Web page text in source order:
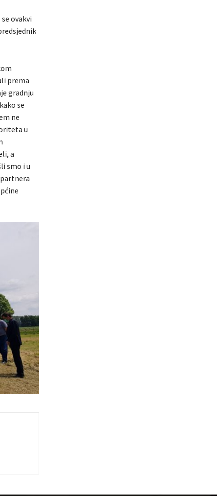
ovakvi
prema
gradnju
se
ne
u
a
smo i u